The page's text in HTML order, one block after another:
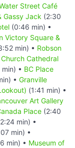
Street Café
Gassy Jack (2:30
(0:46 min) •
Victory Square &
min) • Robson
Cathedral
• BC Place
• Granville
(1:41 min) •
Art Gallery
Place (2:40
min) •
min) •
min) • Museum of